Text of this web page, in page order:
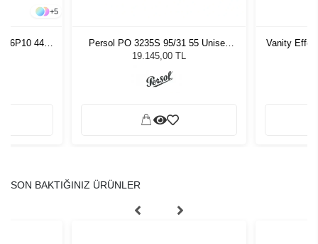
+5
44
Persol PO 3235S 95/31 55 Unisex
Güneş Gözlüğü
19.145,00 TL
Vanity
SON BAKTIĞINIZ ÜRÜNLER